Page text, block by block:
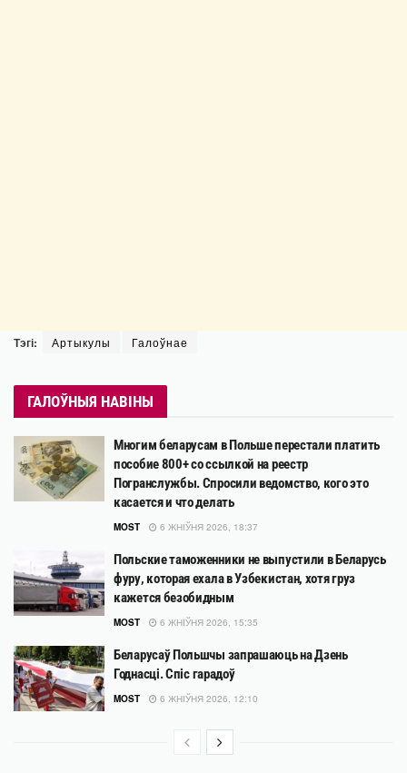
Тэгі: Артыкулы Галоўнае
ГАЛОЎНЫЯ НАВІНЫ
Многим беларусам в Польше перестали платить
пособие 800+ со ссылкой на реестр
Погранслужбы. Спросили ведомство, кого это
касается и что делать
MOST 6 ЖНІЎНЯ 2026, 18:37
Польские таможенники не выпустили в Беларусь
фуру, которая ехала в Узбекистан, хотя груз
кажется безобидным
MOST 6 ЖНІЎНЯ 2026, 15:35
Беларусаў Польшчы запрашаюць на Дзень
Годнасці. Спіс гарадоў
MOST 6 ЖНІЎНЯ 2026, 12:10